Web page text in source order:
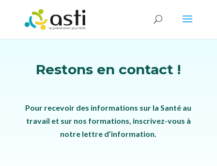
Restons en contact !
Pour recevoir des informations sur la Santé au
travail et sur nos formations, inscrivez-vous à
notre lettre d’information.